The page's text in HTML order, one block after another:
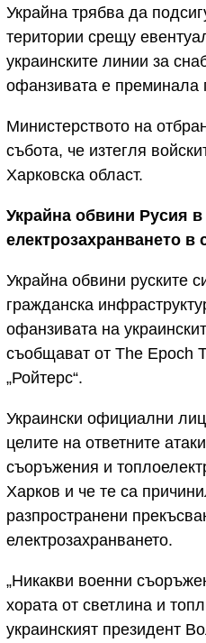
Украйна трябва да
територии срещу
украинските линии за
офанзивата е преминала
Министерството на
събота, че изтегля
Харковска област.
Украйна обвини Русия
електрозахранването в
Украйна обвини руските
гражданска
офанзивата на
съобщават от The Epoch
„Ройтерс“.
Украински официални
целите на ответните
съоръжения и
Харков и че те са
разпространени
електрозахранването.
„Никакви военни
хората от светлина и
украинският президент